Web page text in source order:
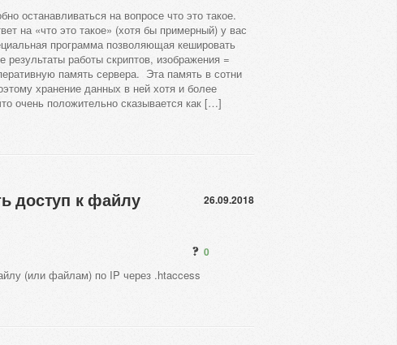
останавливаться на вопросе что это такое.
на «что это такое» (хотя бы примерный) у вас
программа позволяющая кешировать
результаты работы скриптов, изображения =
память сервера. Эта память в сотни
хранение данных в ней хотя и более
очень положительно сказывается как […]
доступ к файлу
26.09.2018
0
(или файлам) по IP через .htaccess